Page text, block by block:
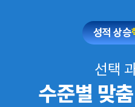
성적 상승
선택
수준별 맞